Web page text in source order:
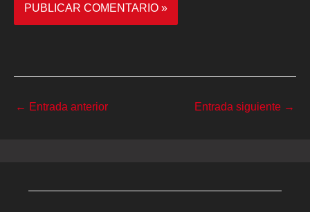
← Entrada anterior Entrada siguiente →